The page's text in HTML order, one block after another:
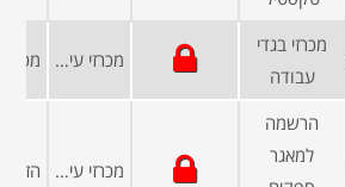
מכרזי בגדי
עבודה
מכרזי עיריות ומועצות
הרשמה
למאגר
מכרזי עיריות ומועצות